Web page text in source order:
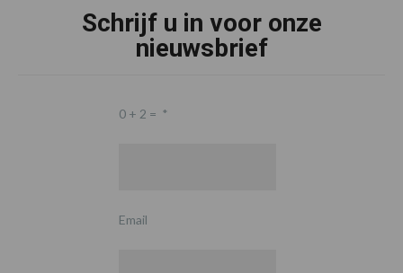
Schrijf u in voor onze
nieuwsbrief
0 + 2 = *
Email